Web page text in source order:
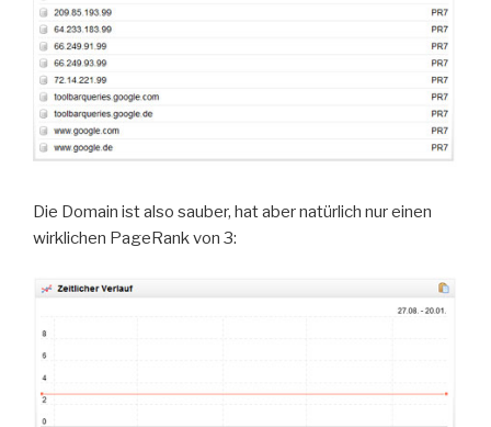
Die Domain ist also sauber, hat aber natürlich nur einen
wirklichen PageRank von 3: